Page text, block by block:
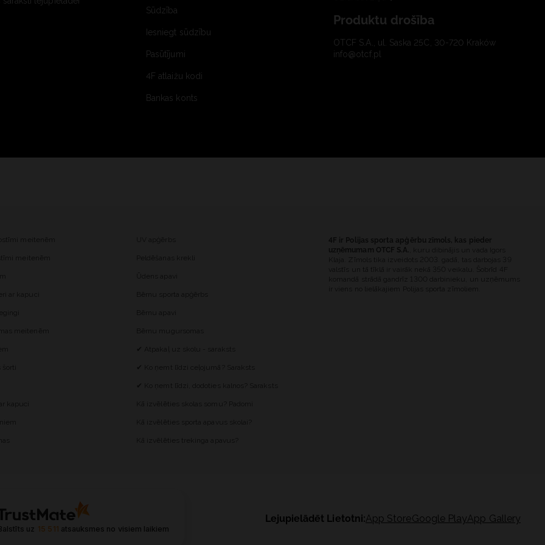
Sūdzība
Iesniegt sūdzību
Pasūtījumi
4F atlaižu kodi
Bankas konts
Produktu drošība
OTCF S.A., ul. Saska 25C, 30-720 Kraków
info@otcf.pl
uz 15 511 atsauksmes no visiem laikiem
Lejupielādēt Lietotni:App StoreGoogle PlayApp Gallery